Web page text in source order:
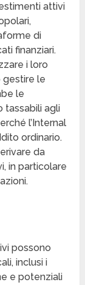
attivi
di
finanziari.
i loro
gestire le
le
tassabili agli
l’Internal
ordinario.
da
in particolare
possono
inclusi i
e potenziali